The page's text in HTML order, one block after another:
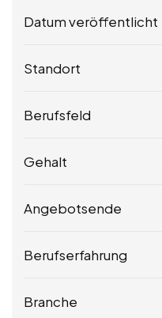
Datum veröffentlicht
Standort
Berufsfeld
Gehalt
Angebotsende
Berufserfahrung
Branche